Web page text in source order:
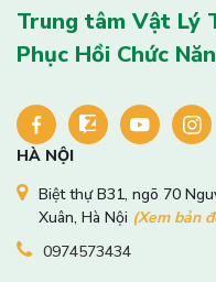
Trung tâm Vật Lý
Phục Hồi Chức
HÀ NỘI
Biệt thự B31, ngõ 70
Xuân, Hà Nội (Xem bản
0974573434